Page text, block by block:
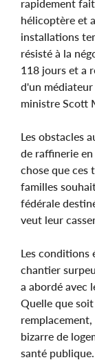
rapidement
hélicoptère et
installations
résisté à la
118 jours et a
d'un
ministre Scott
Les obstacles
de raffinerie
chose que ces
familles
fédérale
veut leur
Les conditions
chantier
a abordé avec
Quelle que
bizarre de
santé